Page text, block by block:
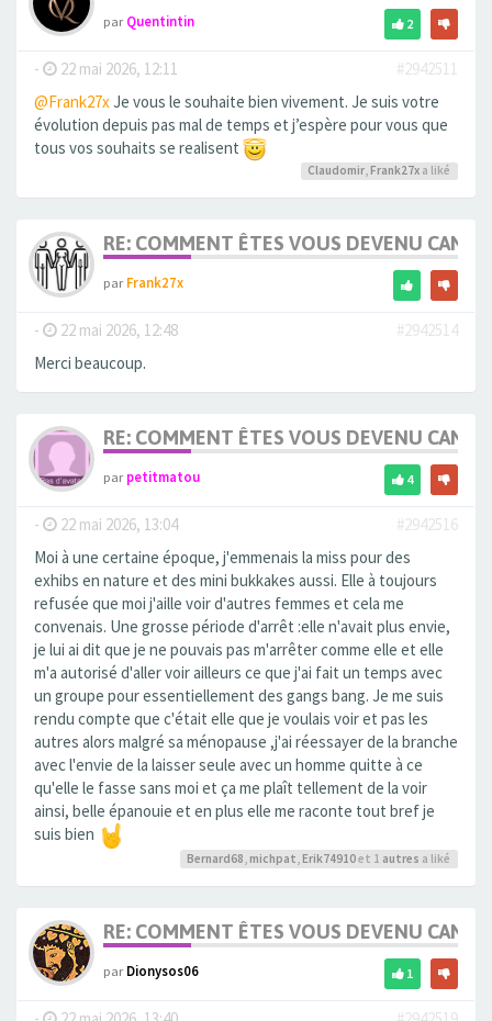
parQuentintin 2
- 22 mai 2026, 12:11
#2942511
@Frank27xJe vous le souhaite bien vivement. Je suis votre
évolution depuis pas mal de temps et j’espère pour vous que
tous vos souhaits se realisent
Claudomir, Frank27x a liké
RE: COMMENT ÊTES VOUS DEVENU
parFrank27x
- 22 mai 2026, 12:48
#2942514
Merci beaucoup.
RE: COMMENT ÊTES VOUS DEVENU
parpetitmatou 4
- 22 mai 2026, 13:04
#2942516
Moi à une certaine époque, j'emmenais la miss pour des
exhibs en nature et des mini bukkakes aussi. Elle à toujours
refusée que moi j'aille voir d'autres femmes et cela me
convenais. Une grosse période d'arrêt :elle n'avait plus envie,
je lui ai dit que je ne pouvais pas m'arrêter comme elle et elle
m'a autorisé d'aller voir ailleurs ce que j'ai fait un temps avec
un groupe pour essentiellement des gangs bang. Je me suis
rendu compte que c'était elle que je voulais voir et pas les
autres alors malgré sa ménopause ,j'ai réessayer de la branche
avec l'envie de la laisser seule avec un homme quitte à ce
qu'elle le fasse sans moi et ça me plaît tellement de la voir
ainsi, belle épanouie et en plus elle me raconte tout bref je
suis bien
Bernard68 michpat Erik74910et 1 autres a liké
RE: COMMENT ÊTES VOUS DEVENU
parDionysos06 1